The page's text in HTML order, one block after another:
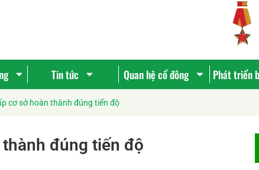
Tin tức Quan hệ cổ đông Phát triển
cơ sở hoàn thành đúng tiến độ
đúng tiến độ